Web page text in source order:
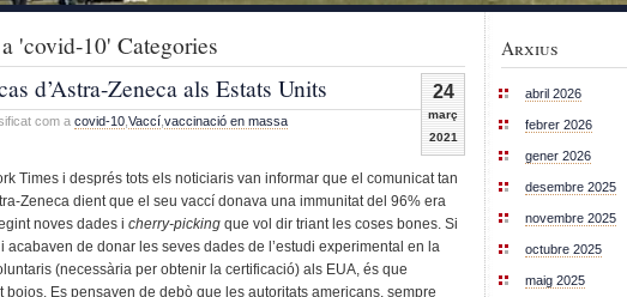
'covid-10' Categories
24
març
2021
d’Astra-Zeneca als Estats Units
com a covid-10 Vaccí vaccinació en massa
Times i després tots els noticiaris van informar que el comunicat tan
Zeneca dient que el seu vaccí donava una immunitat del 96% era
noves dades i cherry-picking que vol dir triant les coses bones. Si
acabaven de donar les seves dades de l’estudi experimental en la
(necessària per obtenir la certificació) als EUA, és que
bojos. Es pensaven de debò que les autoritats americans, sempre
Arxius
abril 2026
febrer 2026
gener 2026
desembre 2025
novembre 2025
octubre 2025
maig 2025